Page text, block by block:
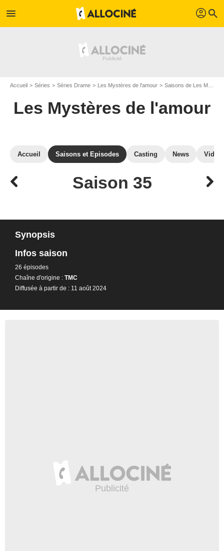
menu profil search
Accueil Séries Séries Drame Les Mystères de l'amour Saisons de Les Mystères de l'amour
Les Mystères de l'amour
Accueil Saisons et Episodes Casting News
Saison 35
Synopsis
Infos saison
26 épisodes
Chaîne d'origine : TMC
Diffusée à partir de : 11 août 2024